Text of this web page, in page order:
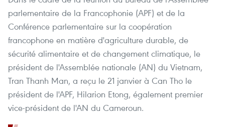
parlementaire de la Francophonie (APF) et de la
Conférence parlementaire sur la coopération
francophone en matière d'agriculture durable, de
sécurité alimentaire et de changement climatique, le
président de l'Assemblée nationale (AN) du Vietnam,
Tran Thanh Man, a reçu le 21 janvier à Can Tho le
président de l'APF, Hilarion Etong, également premier
vice-président de l'AN du Cameroun.